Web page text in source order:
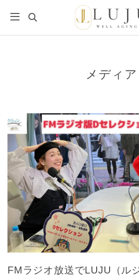
メディア
FMラジオ放送でLUJU（ル